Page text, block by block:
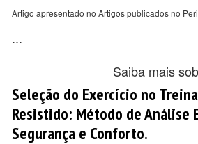
Artigo apresentado no Artigos publicados no
...
Saiba mais
Seleção do Exercício no
Resistido: Método de Análise
Segurança e Conforto.